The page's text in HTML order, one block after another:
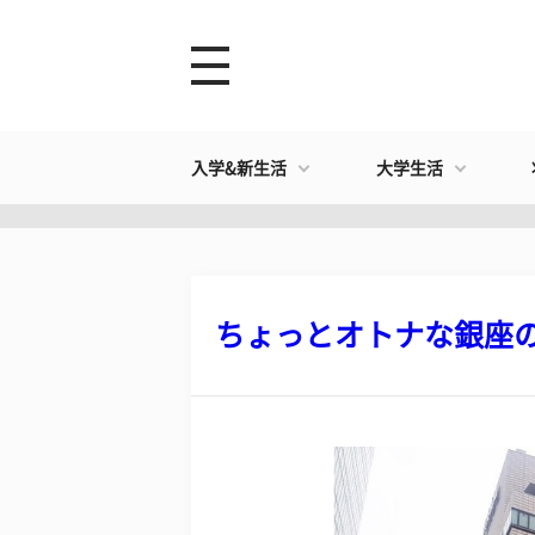
入学&新生活 大学生活
ちょっとオトナな銀座